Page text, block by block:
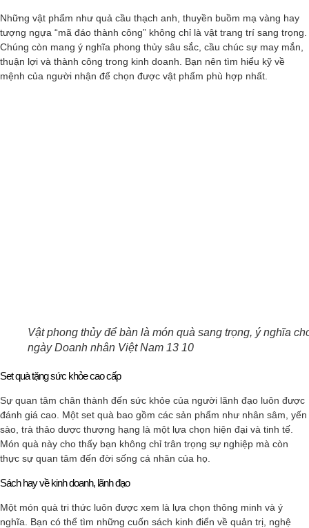
Những vật phẩm như quả cầu thạch anh, thuyền buồm mạ vàng hay
tượng ngựa “mã đáo thành công” không chỉ là vật trang trí sang trọng.
Chúng còn mang ý nghĩa phong thủy sâu sắc, cầu chúc sự may mắn,
thuận lợi và thành công trong kinh doanh. Bạn nên tìm hiểu kỹ về
mệnh của người nhận để chọn được vật phẩm phù hợp nhất.
Vật phong thủy để bàn là món quà sang trọng, ý nghĩa
ngày Doanh nhân Việt Nam 13 10
Set quà tặng sức khỏe cao cấp
Sự quan tâm chân thành đến sức khỏe của người lãnh đạo luôn được
đánh giá cao. Một set quà bao gồm các sản phẩm như nhân sâm, yến
sào, trà thảo dược thượng hạng là một lựa chọn hiện đại và tinh tế.
Món quà này cho thấy bạn không chỉ trân trọng sự nghiệp mà còn
thực sự quan tâm đến đời sống cá nhân của họ.
Sách hay về kinh doanh, lãnh đạo
Một món quà tri thức luôn được xem là lựa chọn thông minh và ý
nghĩa. Bạn có thể tìm những cuốn sách kinh điển về quản trị, nghệ